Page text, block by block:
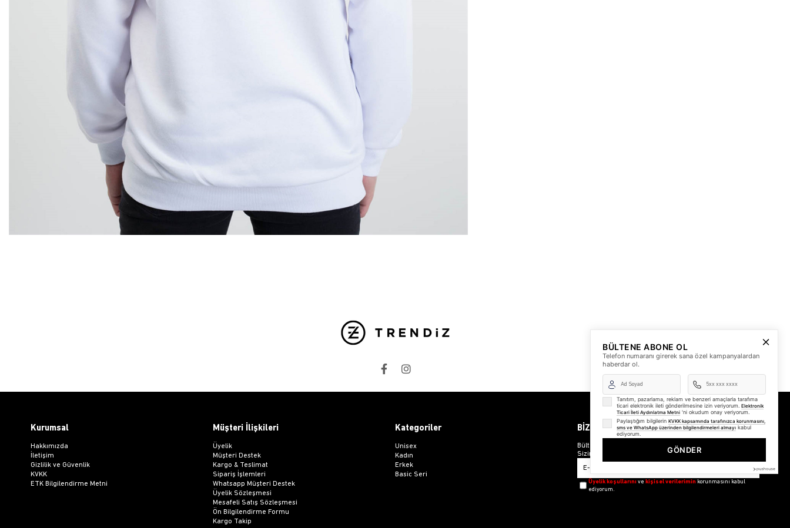
Kurumsal
Hakkımızda
İletişim
Gizlilik ve Güvenlik
KVKK
ETK Bilgilendirme Metni
Müşteri İlişkileri
Üyelik
Müşteri Destek
Kargo & Teslimat
Sipariş İşlemleri
Whatsapp Müşteri Destek
Üyelik Sözleşmesi
Mesafeli Satış Sözleşmesi
Ön Bilgilendirme Formu
Kargo Takip
Kategoriler
Unisex
Kadın
Erkek
Basic Seri
BİZDEN HABERLER
Bültenimize Üye Olun ! Tüm İndirim ve Fırsatlardan İlk
Sizin Haberiniz Olsun !
Üyelik koşullarınıve kişisel verilerimin korunmasını kabul
ediyorum.
BÜLTENE ABONE OL
Telefon numaranı girerek sana özel kampanyalardan
haberdar ol.
Tanıtım, pazarlama, reklam ve benzeri amaçlarla tarafıma
ticari elektronik ileti gönderilmesine izin veriyorum. Elektronik
Ticari İleti Aydınlatma Metni 'ni okudum onay veriyorum.
Paylaştığım bilgilerin KVKK kapsamında tarafınızca korunmasını,
sms ve WhatsApp üzerinden bilgilendirmeleri almayı kabul
ediyorum.
GÖNDER